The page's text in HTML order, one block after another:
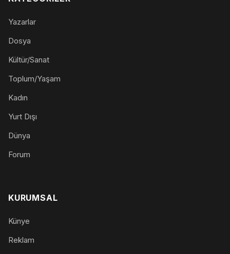
Yazarlar
Dosya
Kültür/Sanat
Toplum/Yaşam
Kadın
Yurt Dışı
Dünya
Forum
KURUMSAL
Künye
Reklam